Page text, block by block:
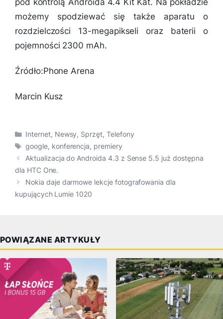
możemy spodziewać się także aparatu o
rozdzielczości 13-megapikseli oraz baterii o
pojemności 2300 mAh.
Źródło:Phone Arena
Marcin Kusz
Kategorie
Internet, Newsy, Sprzęt, Telefony
Tagi
google, konferencja, premiery
Aktualizacja do Androida 4.3 z Sense 5.5 już dostępna
dla HTC One.
Nokia daje darmowe lekcje fotografowania dla
kupujących Lumie 1020
POWIĄZANE ARTYKUŁY